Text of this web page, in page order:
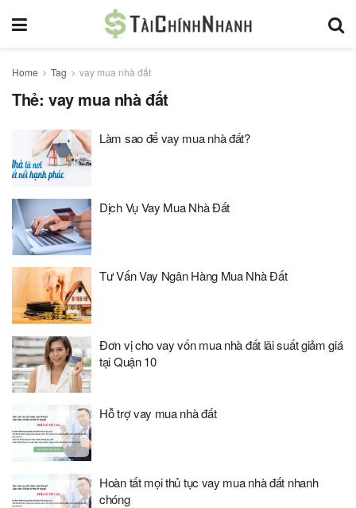
Home Tag vay mua nhà đất
Thẻ: vay mua nhà đất
Làm sao để vay mua nhà đất?
Dịch Vụ Vay Mua Nhà Đất
Tư Vấn Vay Ngân Hàng Mua Nhà Đất
Đơn vị cho vay vốn mua nhà đất lãi suất giảm giá
tại Quận 10
Hỗ trợ vay mua nhà đất
Hoàn tất mọi thủ tục vay mua nhà đất nhanh
chóng